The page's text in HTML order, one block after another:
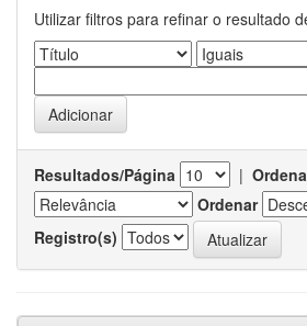
Utilizar filtros para refinar o resultado
Resultados/Página |
Ordenar
Registro(s)